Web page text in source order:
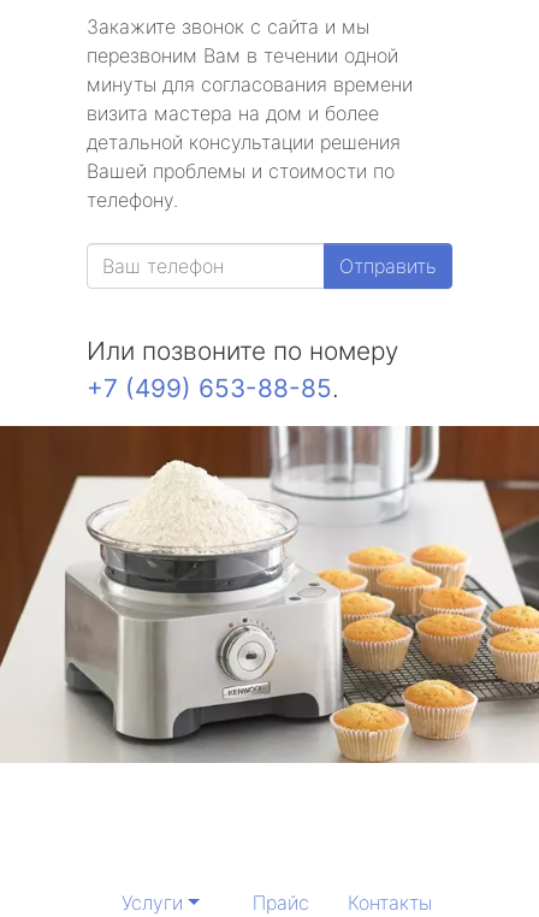
Закажите звонок с сайта и мы
перезвоним Вам в течении одной
минуты для согласования времени
визита мастера на дом и более
детальной консультации решения
Вашей проблемы и стоимости по
телефону.
Отправить
Или позвоните по номеру
+7 (499) 653-88-85.
Услуги Прайс Контакты